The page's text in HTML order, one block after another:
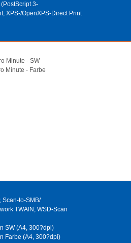
3-
XPS-/OpenXPS-Direct Print
Minute - SW
Minute - Farbe
Scan-to-SMB/
TWAIN, WSD-Scan
SW (A4, 300?dpi)
Farbe (A4, 300?dpi)